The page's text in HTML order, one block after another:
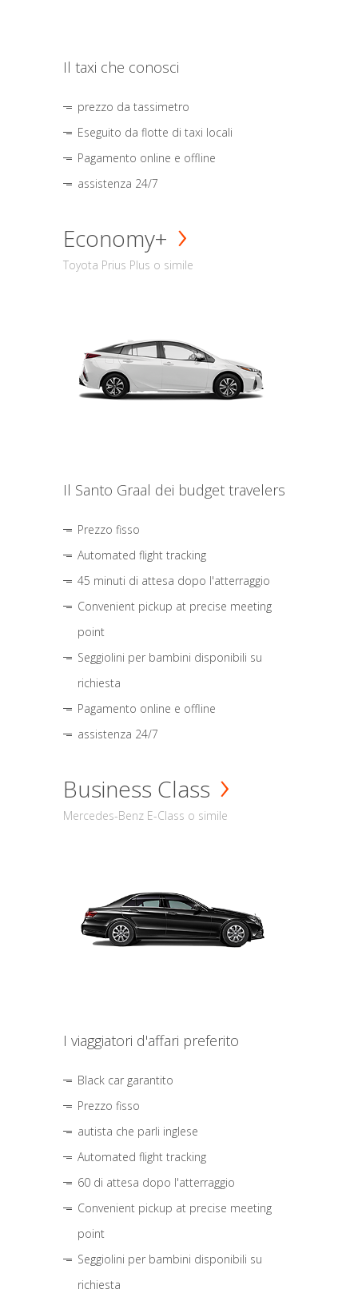
Il taxi che conosci
prezzo da tassimetro
Eseguito da flotte di taxi locali
Pagamento online e offline
assistenza 24/7
Economy+
Toyota Prius Plus o simile
Il Santo Graal dei budget travelers
Prezzo fisso
Automated flight tracking
45 minuti di attesa dopo l'atterraggio
Convenient pickup at precise meeting
point
Seggiolini per bambini disponibili su
richiesta
Pagamento online e offline
assistenza 24/7
Business Class
Mercedes-Benz E-Class o simile
I viaggiatori d'affari preferito
Black car garantito
Prezzo fisso
autista che parli inglese
Automated flight tracking
60 di attesa dopo l'atterraggio
Convenient pickup at precise meeting
point
Seggiolini per bambini disponibili su
richiesta